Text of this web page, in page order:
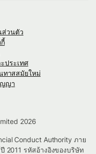
ส่วนตัว
ประเทศ
ทาสสมัยใหม่
ญญา
2026
Conduct Authority ภาย
2011 รหัสอ้างอิงของบริษัท